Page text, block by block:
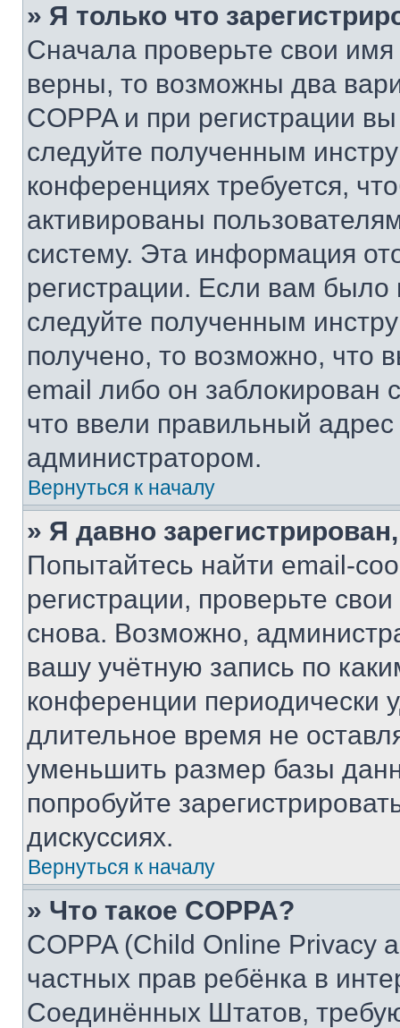
» Я только что
Сначала проверьте свои
верны, то возможны два
COPPA и при регистрации
следуйте полученным
конференциях требуется,
активированы
систему. Эта информация
регистрации. Если вам
следуйте полученным
получено, то возможно, что
email либо он
что ввели правильный адрес
администратором.
Вернуться к началу
» Я давно
Попытайтесь найти email-
регистрации, проверьте
снова. Возможно,
вашу учётную запись по
конференции периодически
длительное время не
уменьшить размер базы
попробуйте
дискуссиях.
Вернуться к началу
» Что такое COPPA?
COPPA (Child Online Privacy
частных прав ребёнка в
Соединённых Штатов,